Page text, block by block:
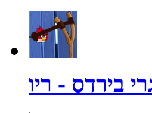
בירדס - ריו